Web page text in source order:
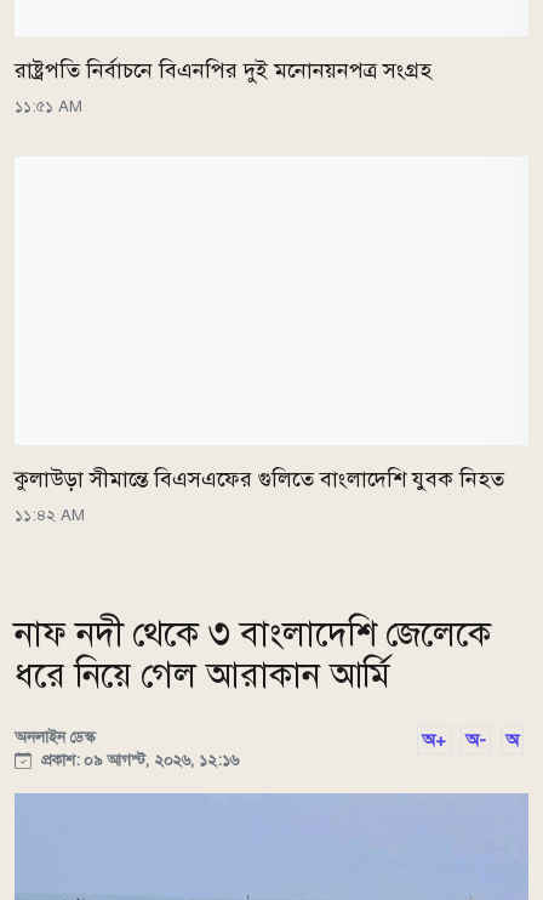
রাষ্ট্রপতি নির্বাচনে বিএনপির দুই মনোনয়নপত্র সংগ্রহ
১১:৫১ AM
কুলাউড়া সীমান্তে বিএসএফের গুলিতে বাংলাদেশি যুবক নিহত
১১:৪২ AM
নাফ নদী থেকে ৩ বাংলাদেশি জেলেকে
ধরে নিয়ে গেল আরাকান আর্মি
অনলাইন ডেস্ক
প্রকাশ: ০৯ আগস্ট, ২০২৬, ১২:১৬
অ+ অ- অ